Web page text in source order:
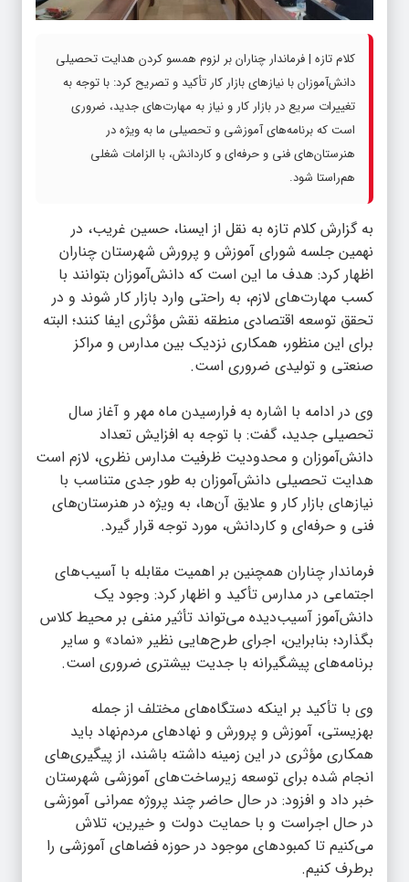
کلام تازه | فرماندار چناران بر لزوم همسو کردن هدایت تحصیلی
دانش‌آموزان با نیازهای بازار کار تأکید و تصریح کرد: با توجه به
تغییرات سریع در بازار کار و نیاز به مهارت‌های جدید، ضروری
است که برنامه‌های آموزشی و تحصیلی ما به ‌ویژه در
هنرستان‌های فنی و حرفه‌ای و کاردانش، با الزامات شغلی
هم‌راستا شود.
به گزارش کلام تازه به نقل از ایسنا، حسین غریب، در
نهمین جلسه شورای آموزش و پرورش شهرستان چناران
اظهار کرد: هدف ما این است که دانش‌آموزان بتوانند با
کسب مهارت‌های لازم، به راحتی وارد بازار کار شوند و در
تحقق توسعه اقتصادی منطقه نقش مؤثری ایفا کنند؛ البته
برای این منظور، همکاری نزدیک بین مدارس و مراکز
صنعتی و تولیدی ضروری است.
وی در ادامه با اشاره به فرارسیدن ماه مهر و آغاز سال
تحصیلی جدید، گفت: با توجه به افزایش تعداد
دانش‌آموزان و محدودیت ظرفیت مدارس نظری، لازم است
هدایت تحصیلی دانش‌آموزان به‌ طور جدی متناسب با
نیازهای بازار کار و علایق آن‌ها، به ویژه در هنرستان‌های
فنی و حرفه‌ای و کاردانش، مورد توجه قرار گیرد.
فرماندار چناران همچنین بر اهمیت مقابله با آسیب‌های
اجتماعی در مدارس تأکید و اظهار کرد: وجود یک
دانش‌آموز آسیب‌دیده می‌تواند تأثیر منفی بر محیط کلاس
بگذارد؛ بنابراین، اجرای طرح‌هایی نظیر «نماد» و سایر
برنامه‌های پیشگیرانه با جدیت بیشتری ضروری است.
وی با تأکید بر اینکه دستگاه‌های مختلف از جمله
بهزیستی، آموزش و پرورش و نهادهای مردم‌نهاد باید
همکاری مؤثری در این زمینه داشته باشند، از پیگیری‌های
انجام ‌شده برای توسعه زیرساخت‌های آموزشی شهرستان
خبر داد و افزود: در حال حاضر چند پروژه عمرانی آموزشی
در حال اجراست و با حمایت دولت و خیرین، تلاش
می‌کنیم تا کمبودهای موجود در حوزه فضاهای آموزشی را
برطرف کنیم.